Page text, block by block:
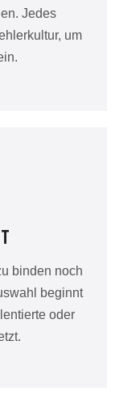
Jedes
um
binden noch
beginnt
oder